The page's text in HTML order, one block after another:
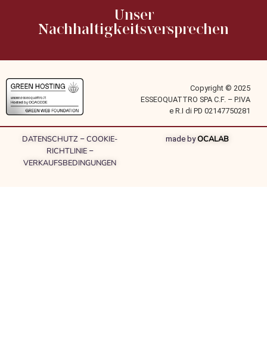
Unser
Nachhaltigkeitsversprechen
Copyright © 2025
ESSEOQUATTRO SPA C.F. – P.IVA
e R.I di PD 02147750281
DATENSCHUTZ – COOKIE-
RICHTLINIE–
VERKAUFSBEDINGUNGEN
made byOCALAB